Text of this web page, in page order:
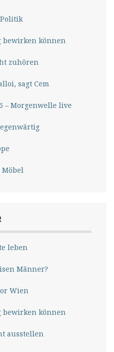
bewirken können
zuhören
sagt Cem
– Morgenwelle live
leben
Männer?
Wien
bewirken können
ausstellen